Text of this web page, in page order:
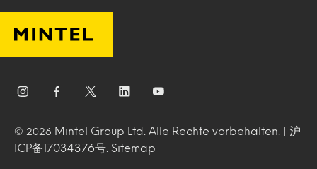
© 2026 Mintel Group Ltd. Alle Rechte vorbehalten. | 沪
ICP备17034376号
Sitemap